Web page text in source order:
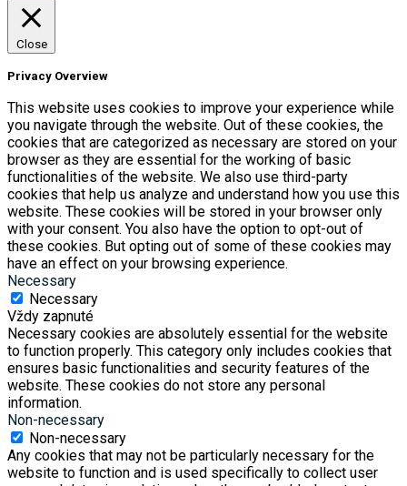
Close
Privacy Overview
This website uses cookies to improve your experience while
you navigate through the website. Out of these cookies, the
cookies that are categorized as necessary are stored on your
browser as they are essential for the working of basic
functionalities of the website. We also use third-party
cookies that help us analyze and understand how you use this
website. These cookies will be stored in your browser only
with your consent. You also have the option to opt-out of
these cookies. But opting out of some of these cookies may
have an effect on your browsing experience.
Necessary
Necessary
Vždy zapnuté
Necessary cookies are absolutely essential for the website
to function properly. This category only includes cookies that
ensures basic functionalities and security features of the
website. These cookies do not store any personal
information.
Non-necessary
Non-necessary
Any cookies that may not be particularly necessary for the
website to function and is used specifically to collect user